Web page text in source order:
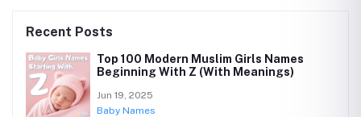
Recent Posts
Top 100 Modern Muslim Girls Names
Beginning With Z (With Meanings)
Jun 19, 2025
Baby Names